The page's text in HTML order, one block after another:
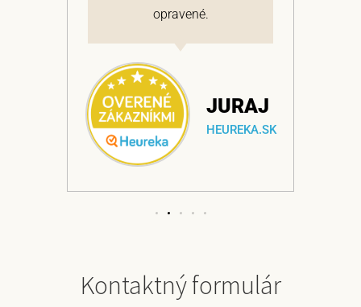
opravené.
JURAJ
HEUREKA.SK
Kontaktný formulár